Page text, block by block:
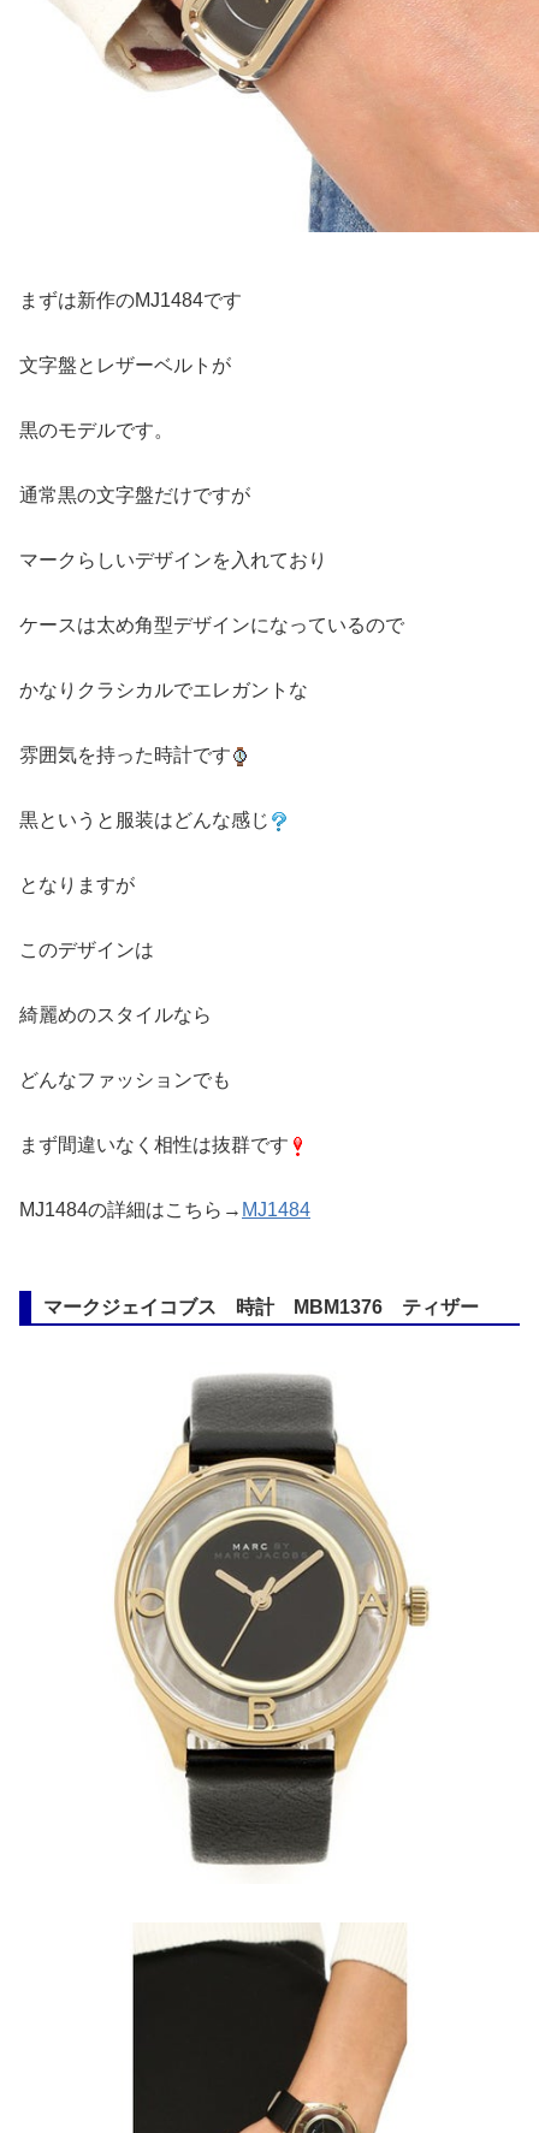
まずは新作のMJ1484です
文字盤とレザーベルトが
黒のモデルです。
通常黒の文字盤だけですが
マークらしいデザインを入れており
ケースは太め角型デザインになっているので
かなりクラシカルでエレガントな
雰囲気を持った時計です
黒というと服装はどんな感じ
となりますが
このデザインは
綺麗めのスタイルなら
どんなファッションでも
まず間違いなく相性は抜群です
MJ1484の詳細はこちら→ MJ1484
マークジェイコブス 時計 MBM1376 ティザー